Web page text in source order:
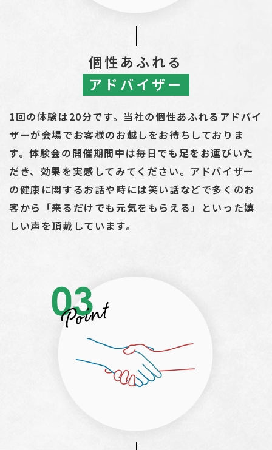
個性あふれる
アドバイザー
1回の体験は20分です。当社の個性あふれるアドバイ
ザーが会場でお客様のお越しをお待ちしておりま
す。体験会の開催期間中は毎日でも足をお運びいた
だき、効果を実感してみてください。アドバイザー
の健康に関するお話や時には笑い話などで多くのお
客から「来るだけでも元気をもらえる」といった嬉
しい声を頂戴しています。